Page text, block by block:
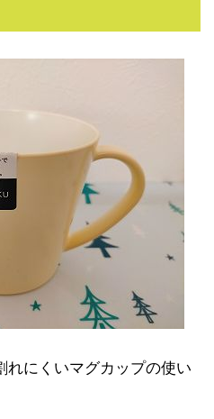
れにくいマグカップの使い